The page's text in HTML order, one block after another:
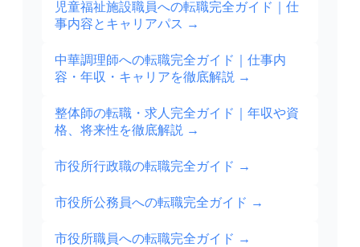
児童福祉施設職員への転職完全ガイド｜仕
事内容とキャリアパス →
中華調理師への転職完全ガイド｜仕事内
容・年収・キャリアを徹底解説 →
整体師の転職・求人完全ガイド｜年収や資
格、将来性を徹底解説 →
市役所行政職の転職完全ガイド →
市役所公務員への転職完全ガイド →
市役所職員への転職完全ガイド →